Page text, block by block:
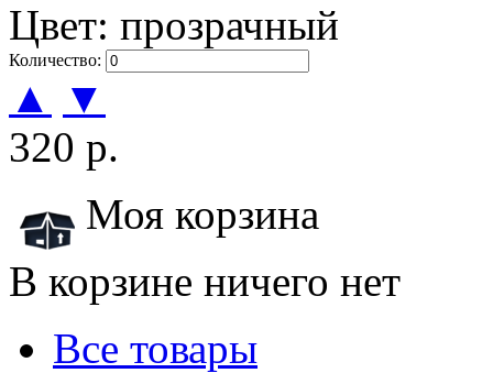
Цвет: прозрачный
Количество:
▲
▼
320 р.
Моя корзина
В корзине ничего нет
Все товары